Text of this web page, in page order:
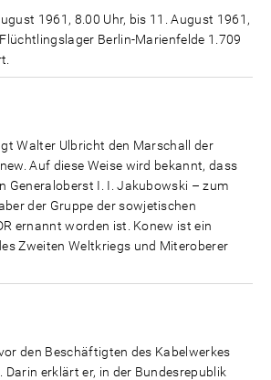
1961, 8.00 Uhr, bis 11. August 1961,
Berlin-Marienfelde 1.709
Walter Ulbricht den Marschall der
Auf diese Weise wird bekannt, dass
Generaloberst I. I. Jakubowski – zum
der Gruppe der sowjetischen
ernannt worden ist. Konew ist ein
Zweiten Weltkriegs und Miteroberer
den Beschäftigten des Kabelwerkes
Darin erklärt er, in der Bundesrepublik